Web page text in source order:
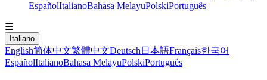
EspañolItalianoBahasa MelayuPolskiPortuguês
☰
Italiano
English简体中文繁體中文Deutsch 日本語Français한국어
EspañolItalianoBahasa MelayuPolskiPortuguês